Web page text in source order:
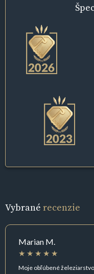
Vybrané recenzie
Marian M.
Moje obľúbené